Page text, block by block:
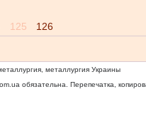
125 126
металлургия Украины
обязательна. Перепечатка,